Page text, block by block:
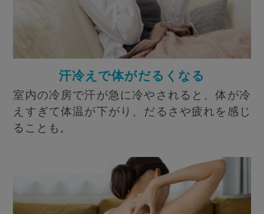
汗冷えで体がだるくなる
室内の冷房で汗が急に冷やされると、体が冷
えすぎて体温が下がり、だるさや疲れを感じ
ることも。